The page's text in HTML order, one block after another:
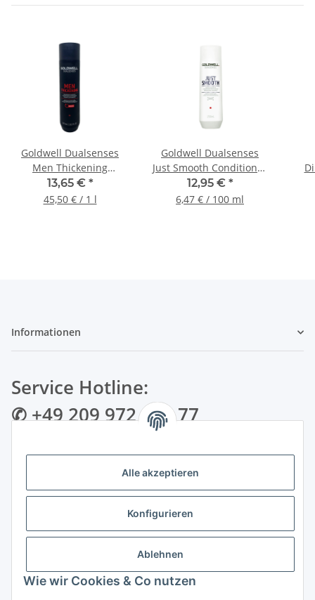
Alle akzeptieren
Konfigurieren
Ablehnen
Wie wir Cookies & Co nutzen
Goldwell Dualsenses
Men Thickening
Haarfülle Shampoo (1x
300ml)
13,65 € *
45,50 € / 1 l
Goldwell Dualsenses
Just Smooth Conditioner
Für Widerspenstiges
Haar, 200ml
12,95 € *
6,47 € / 100 ml
Informationen
Service Hotline:
✆ +49 209 972 995 77
Gewerkenstraße 34 | 45881 Gelsenkirchen
Mo.-Fr.: 09:00 - 18:30 Uhr Samstag: 09:00 - 16:00 Uhr
Zahlungsarten